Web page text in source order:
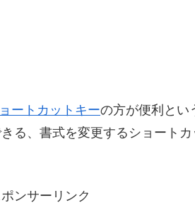
ートカットキーの方が便利とい
る、書式を変更するショートカ
ポンサーリンク